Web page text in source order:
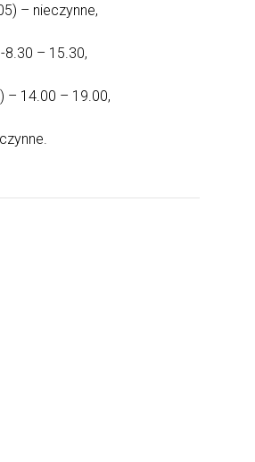
– nieczynne,
8.30 – 15.30,
– 14.00 – 19.00,